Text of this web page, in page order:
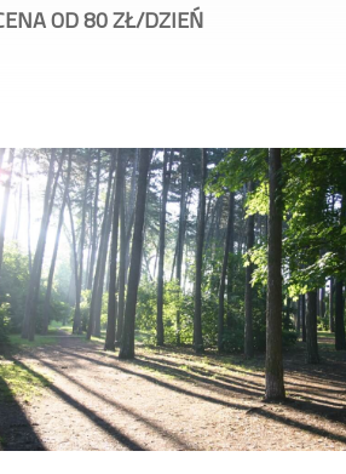
OD 80 ZŁ/DZIEŃ